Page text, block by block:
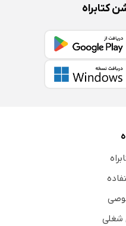
کتابراه